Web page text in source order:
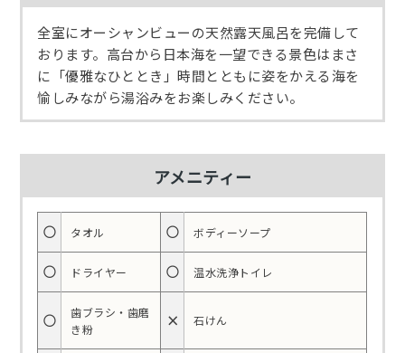
全室にオーシャンビューの天然露天風呂を完備して
おります。高台から日本海を一望できる景色はまさ
に「優雅なひととき」時間とともに姿をかえる海を
愉しみながら湯浴みをお楽しみください。
アメニティー
○ タオル ○ ボディーソープ
○ ドライヤー ○ 温水洗浄トイレ
○
歯ブラシ・歯磨
き粉
× 石けん